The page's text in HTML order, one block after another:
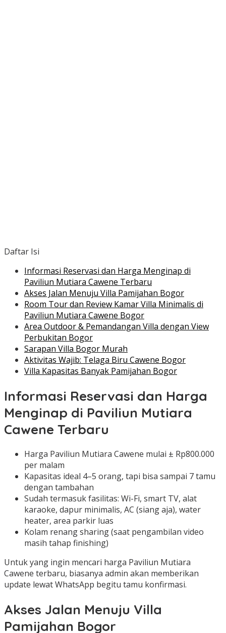
Daftar Isi
Informasi Reservasi dan Harga Menginap di
Paviliun Mutiara Cawene Terbaru
Akses Jalan Menuju Villa Pamijahan Bogor
Room Tour dan Review Kamar Villa Minimalis di
Paviliun Mutiara Cawene Bogor
Area Outdoor & Pemandangan Villa dengan View
Perbukitan Bogor
Sarapan Villa Bogor Murah
Aktivitas Wajib: Telaga Biru Cawene Bogor
Villa Kapasitas Banyak Pamijahan Bogor
Informasi Reservasi dan Harga
Menginap di Paviliun Mutiara
Cawene Terbaru
Harga Paviliun Mutiara Cawene mulai ± Rp800.000
per malam
Kapasitas ideal 4–5 orang, tapi bisa sampai 7 tamu
dengan tambahan
Sudah termasuk fasilitas: Wi-Fi, smart TV, alat
karaoke, dapur minimalis, AC (siang aja), water
heater, area parkir luas
Kolam renang sharing (saat pengambilan video
masih tahap finishing)
Untuk yang ingin mencari harga Paviliun Mutiara
Cawene terbaru, biasanya admin akan memberikan
update lewat WhatsApp begitu tamu konfirmasi.
Akses Jalan Menuju Villa
Pamijahan Bogor